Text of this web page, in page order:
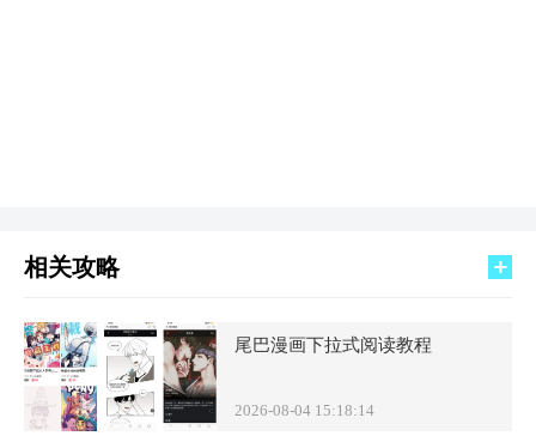
相关攻略
尾巴漫画下拉式阅读教程
2026-08-04 15:18:14